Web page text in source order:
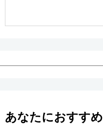
あなたにおすすめ